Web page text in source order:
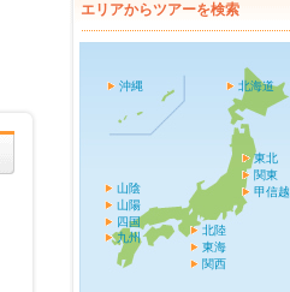
エリアからツアーを検索
北海道
東北
関東
甲信越
北陸
東海
関西
山陰
山陽
四国
九州
沖縄